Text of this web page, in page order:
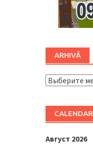
ARHIVĂ
ARHIVĂ
CALENDAR
Август 2026